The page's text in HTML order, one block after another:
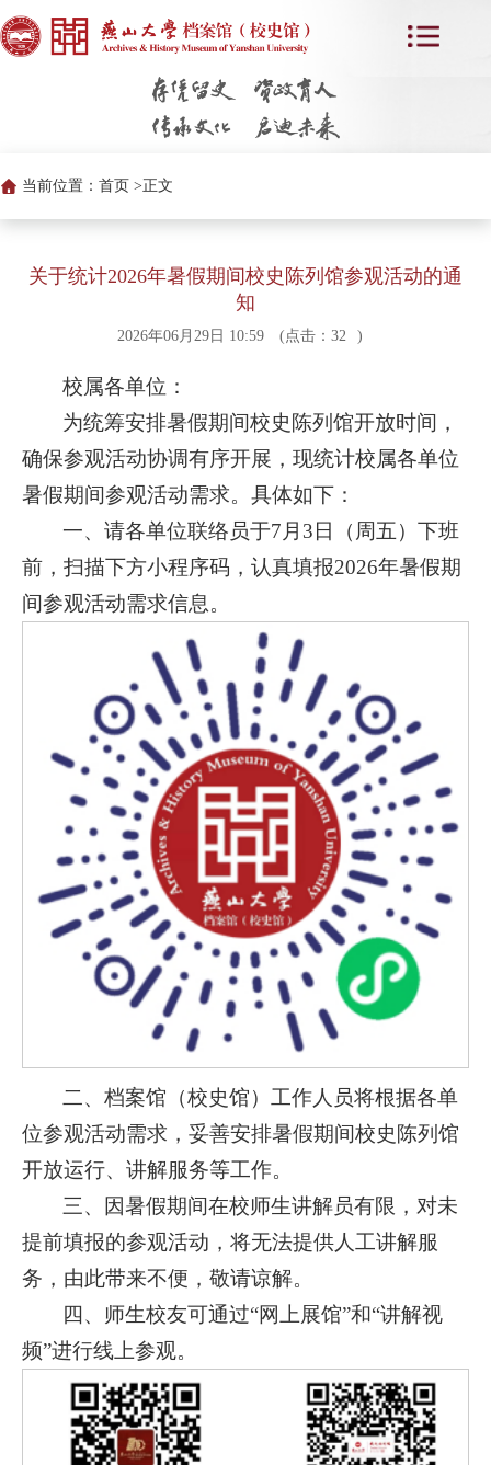
当前位置： 首页 >正文
关于统计2026年暑假期间校史陈列馆参观活动的通
知
2026年06月29日 10:59 (点击： 32 )
校属各单位：
为统筹安排暑假期间校史陈列馆开放时间，
确保参观活动协调有序开展，现统计校属各单位
暑假期间参观活动需求。具体如下：
一、请各单位联络员于7月3日（周五）下班
前，扫描下方小程序码，认真填报2026年暑假期
间参观活动需求信息。
二、档案馆（校史馆）工作人员将根据各单
位参观活动需求，妥善安排暑假期间校史陈列馆
开放运行、讲解服务等工作。
三、因暑假期间在校师生讲解员有限，对未
提前填报的参观活动，将无法提供人工讲解服
务，由此带来不便，敬请谅解。
四、师生校友可通过“网上展馆”和“讲解视
频”进行线上参观。